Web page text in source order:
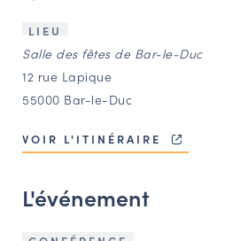
Annuaire
Ressources
BOURSE D’ÉCHANGE
CARTES DES NAUDIN
LIEU
Salle des fêtes de Bar-le-Duc
12 rue Lapique
55000 Bar-le-Duc
VOIR L'ITINÉRAIRE
L'événement